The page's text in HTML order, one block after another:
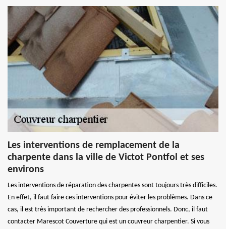
Les interventions de remplacement de la
charpente dans la ville de Victot Pontfol et ses
environs
Les interventions de réparation des charpentes sont toujours très difficiles.
En effet, il faut faire ces interventions pour éviter les problèmes. Dans ce
cas, il est très important de rechercher des professionnels. Donc, il faut
contacter Marescot Couverture qui est un couvreur charpentier. Si vous